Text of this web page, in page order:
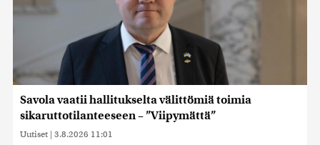
Savola vaatii hallitukselta välittömiä toimia
sikaruttotilanteeseen – ”Viipymättä”
Uutiset | 3.8.2026 11:01